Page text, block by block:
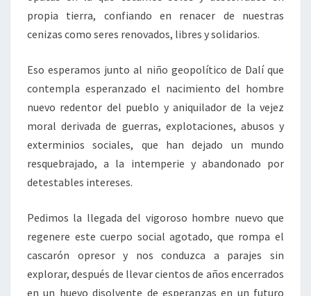
propia tierra, confiando en renacer de nuestras
cenizas como seres renovados, libres y solidarios.
Eso esperamos junto al niño geopolítico de Dalí que
contempla esperanzado el nacimiento del hombre
nuevo redentor del pueblo y aniquilador de la vejez
moral derivada de guerras, explotaciones, abusos y
exterminios sociales, que han dejado un mundo
resquebrajado, a la intemperie y abandonado por
detestables intereses.
Pedimos la llegada del vigoroso hombre nuevo que
regenere este cuerpo social agotado, que rompa el
cascarón opresor y nos conduzca a parajes sin
explorar, después de llevar cientos de años encerrados
en un huevo disolvente de esperanzas en un futuro